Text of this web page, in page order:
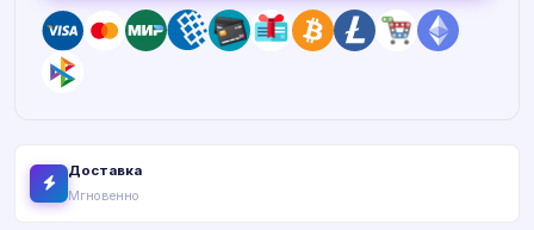
Доставка
Мгновенно